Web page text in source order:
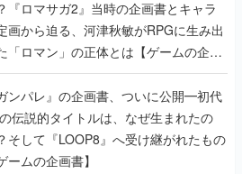
『ロマサガ2』当時の企画書とキャラ
画から迫る、河津秋敏がRPGに生み出
「ロマン」の正体とは【ゲームの企画
ンパレ』の企画書、ついに公開━初代
伝説的タイトルは、なぜ生まれたの
そして『LOOP8』へ受け継がれたもの
ームの企画書】